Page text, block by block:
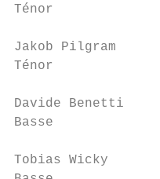
Ténor
Jakob Pilgram
Ténor
Davide Benetti
Basse
Tobias Wicky